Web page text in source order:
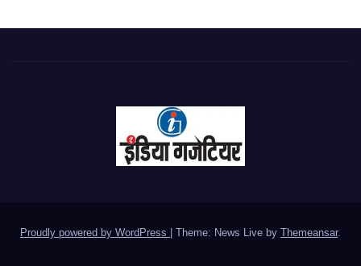
Proudly powered by WordPress Theme: News Live by Themeansar.